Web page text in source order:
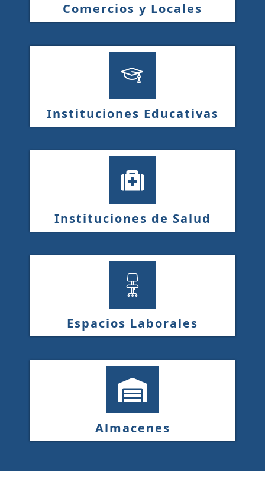
Comercios y Locales
Instituciones Educativas
Instituciones de Salud
Espacios Laborales
Almacenes